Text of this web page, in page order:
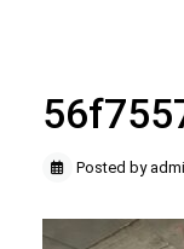
Posted by